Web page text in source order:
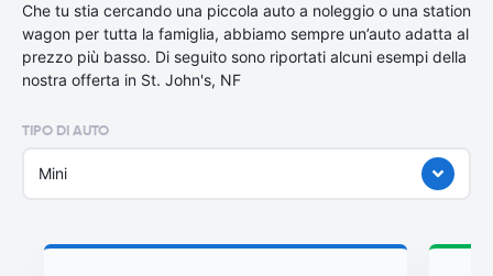
Che tu stia cercando una piccola auto a noleggio o una station
wagon per tutta la famiglia, abbiamo sempre un’auto adatta al
prezzo più basso. Di seguito sono riportati alcuni esempi della
nostra offerta in St. John's, NF
TIPO DI AUTO
Mini